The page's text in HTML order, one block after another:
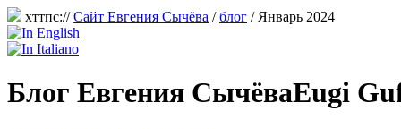
хттпс://Сайт Евгения Сычёва /блог / Январь 2024
Блог Евгения СычёваEugi